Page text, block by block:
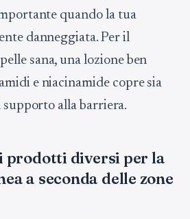
quando la tua
danneggiata. Per il
sana, una lozione ben
e niacinamide copre sia
alla barriera.
prodotti diversi per la
a seconda delle zone